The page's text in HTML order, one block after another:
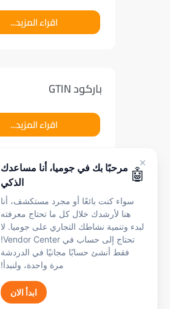
اقراء المزيد...
باركود GTIN
اقراء المزيد...
الصور
اقراء المزيد...
Load More
🤖 مرحبًا بك في جوميا، أنا مساعدك
الذكي
سواء كنت بائعًا أو مجرد مستكشف، أنا
هنا لأرشدك خلال كل ما تحتاج معرفته
لبدء وتنمية نشاطك التجاري على جوميا. لا
تحتاج إلى حساب في Vendor Center!
فقط أنشئ حسابًا مجانيًا في الدردشة
مرة واحدة، ولنبدأ!
ابدأ الان